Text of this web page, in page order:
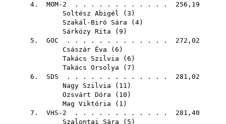
4. MOM-2 . . . . . . . . . . . . 256,19
Soltész Abigél ( 3 )
Szakál-Biró Sára ( 4)
Sárközy Rita ( 9 )
5. GOC . . . . . . . . . . . . . 272,02
Császár Éva ( 6 )
Takács Szilvia ( 6 )
Takács Orsolya ( 7 )
6. SDS . . . . . . . . . . . . . 281,02
Nagy Szilvia ( 11 )
Ozsvárt Dóra ( 10 )
Mag Viktória ( 1 )
7. VHS-2 . . . . . . . . . . . . 281,40
Szalontai Sára ( 5 )